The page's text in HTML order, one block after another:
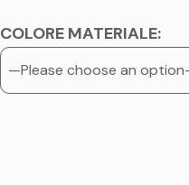
COLORE MATERIALE: